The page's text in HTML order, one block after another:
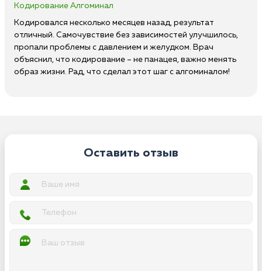
Кодирование Алгоминал
Кодировался несколько месяцев назад, результат
отличный. Самочувствие без зависимостей улучшилось,
пропали проблемы с давлением и желудком. Врач
объяснил, что кодирование – не панацея, важно менять
образ жизни. Рад, что сделал этот шаг с алгоминалом!
Оставить отзыв